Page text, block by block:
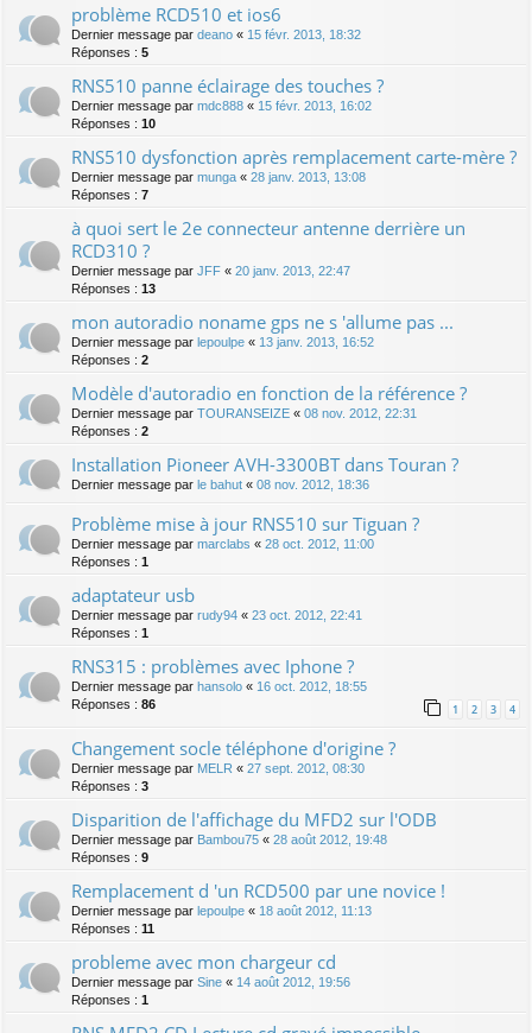
problème RCD510 et ios6
Dernier message par deano « 15 févr. 2013, 18:32
Réponses : 5
RNS510 panne éclairage des touches ?
Dernier message par mdc888 « 15 févr. 2013, 16:02
Réponses : 10
RNS510 dysfonction après remplacement carte-mère ?
Dernier message par munga « 28 janv. 2013, 13:08
Réponses : 7
à quoi sert le 2e connecteur antenne derrière un
RCD310 ?
Dernier message par JFF « 20 janv. 2013, 22:47
Réponses : 13
mon autoradio noname gps ne s 'allume pas ...
Dernier message par lepoulpe « 13 janv. 2013, 16:52
Réponses : 2
Modèle d'autoradio en fonction de la référence ?
Dernier message par TOURANSEIZE « 08 nov. 2012, 22:31
Réponses : 2
Installation Pioneer AVH-3300BT dans Touran ?
Dernier message par le bahut « 08 nov. 2012, 18:36
Problème mise à jour RNS510 sur Tiguan ?
Dernier message par marclabs « 28 oct. 2012, 11:00
Réponses : 1
adaptateur usb
Dernier message par rudy94 « 23 oct. 2012, 22:41
Réponses : 1
RNS315 : problèmes avec Iphone ?
Dernier message par hansolo « 16 oct. 2012, 18:55
Réponses : 86 1 2 3 4
Changement socle téléphone d'origine ?
Dernier message par MELR « 27 sept. 2012, 08:30
Réponses : 3
Disparition de l'affichage du MFD2 sur l'ODB
Dernier message par Bambou75 « 28 août 2012, 19:48
Réponses : 9
Remplacement d 'un RCD500 par une novice !
Dernier message par lepoulpe « 18 août 2012, 11:13
Réponses : 11
probleme avec mon chargeur cd
Dernier message par Sine « 14 août 2012, 19:56
Réponses : 1